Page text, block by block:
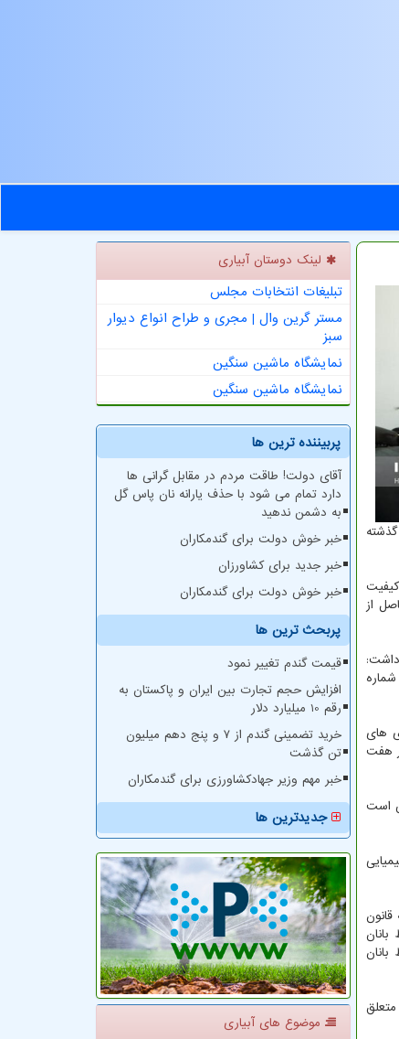
اما در سه سال گذشته
۵ نداشتیم و سوخت حاصل از
داشت:
غیر استاندارد دو مشکلی بود که ما با آن مواجه بودیم. از آغاز سالجاری فقط خودرو های دارای استاندارد یورو ۵ شماره
های
تولید ماده زائد آلوده کننده از ۱.۲ گرم در هفت
است
لینک دوستان آبیاری
تبلیغات انتخابات مجلس
مستر گرین وال | مجری و طراح انواع دیوار
سبز
نمایشگاه ماشین سنگین
نمایشگاه ماشین سنگین
پربیننده ترین ها
آقای دولت! طاقت مردم در مقابل گرانی ها
دارد تمام می شود با حذف یارانه نان پاس گل
به دشمن ندهید
خبر خوش دولت برای گندمکاران
خبر جدید برای کشاورزان
خبر خوش دولت برای گندمکاران
پربحث ترین ها
قیمت گندم تغییر نمود
افزایش حجم تجارت بین ایران و پاکستان به
رقم 10 میلیارد دلار
خرید تضمینی گندم از ۷ و پنج دهم میلیون
تن گذشت
خبر مهم وزیر جهادکشاورزی برای گندمکاران
جدیدترین ها
موضوع های آبیاری